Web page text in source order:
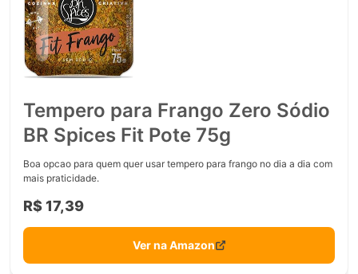
Tempero para Frango Zero Sódio
BR Spices Fit Pote 75g
Boa opcao para quem quer usar tempero para frango no dia a dia com
mais praticidade.
R$ 17,39
Ver na Amazon